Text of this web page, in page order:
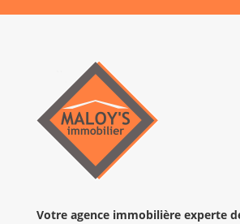
Votre agence immobilière experte